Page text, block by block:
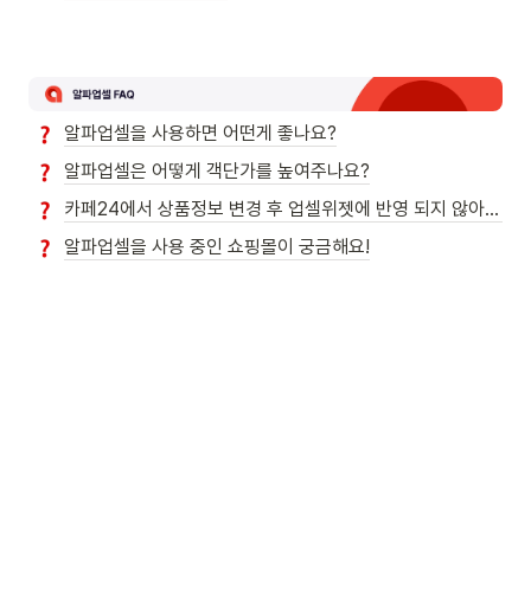
알파업셀을 사용하면 어떤게 좋나요?
알파업셀은 어떻게 객단가를 높여주나요?
카페24에서 상품정보 변경 후 업셀위젯에 반영 되지 않아요!
알파업셀을 사용 중인 쇼핑몰이 궁금해요!